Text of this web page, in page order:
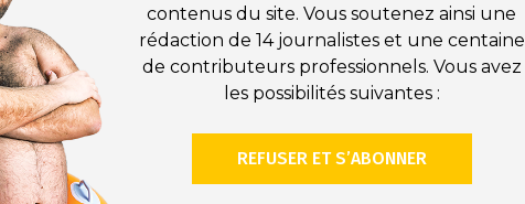
contenus du site. Vous soutenez ainsi une
rédaction de 14 journalistes et une centaine
de contributeurs professionnels. Vous avez
les possibilités suivantes :
REFUSER ET S’ABONNER